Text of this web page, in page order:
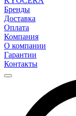
Бренды
Доставка
Оплата
Компания
О компании
Гарантии
Контакты